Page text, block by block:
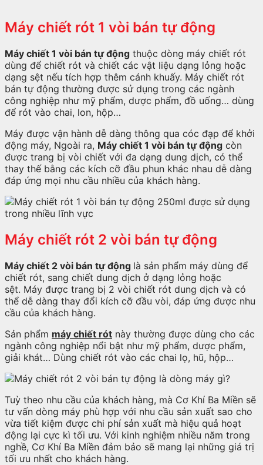
Máy chiết rót 1 vòi bán tự động
Máy chiết 1 vòi bán tự động thuộc dòng máy chiết rót
dùng để chiết rót và chiết các vật liệu dạng lỏng hoặc
dạng sệt nếu tích hợp thêm cánh khuấy. Máy chiết rót
bán tự động thường được sử dụng trong các ngành
công nghiệp như mỹ phẩm, dược phẩm, đồ uống… dùng
để rót vào chai, lon, hộp…
Máy được vận hành dễ dàng thông qua cóc đạp để khởi
động máy, Ngoài ra, Máy chiết 1 vòi bán tự động còn
được trang bị vòi chiết với đa dạng dung dịch, có thể
thay thế bằng các kích cỡ đầu phun khác nhau dễ dàng
đáp ứng mọi nhu cầu nhiều của khách hàng.
Máy chiết rót 2 vòi bán tự động
Máy chiết 2 vòi bán tự động là sản phẩm máy dùng để
chiết rót, sang chiết dung dịch ở dạng lỏng hoặc
sệt. Máy được trang bị 2 vòi chiết rót dung dịch và có
thể dễ dàng thay đổi kích cỡ đầu vòi, đáp ứng được nhu
cầu của khách hàng.
Sản phẩm máy chiết rót này thường được dùng cho các
ngành công nghiệp nổi bật như mỹ phẩm, dược phẩm,
giải khát… Dùng chiết rót vào các chai lọ, hũ, hộp…
Tuỳ theo nhu cầu của khách hàng, mà Cơ Khí Ba Miền sẽ
tư vấn dòng máy phù hợp với nhu cầu sản xuất sao cho
vừa tiết kiệm được chi phí sản xuất mà hiệu quả hoạt
động lại cực kì tối ưu. Với kinh nghiệm nhiều năm trong
nghề, Cơ Khí Ba Miền đảm bảo sẽ mang lại những giá trị
tối ưu nhất cho khách hàng.